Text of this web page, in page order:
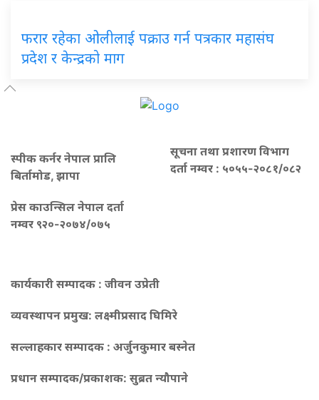
फरार रहेका ओलीलाई पक्राउ गर्न पत्रकार महासंघ
प्रदेश र केन्द्रको माग
स्पीक कर्नर नेपाल प्रालि
बिर्तामोड, झापा
प्रेस काउन्सिल नेपाल दर्ता
नम्वर ९२०-२०७४/०७५
सूचना तथा प्रशारण विभाग
दर्ता नम्वर : ५०५५-२०८१/०८२
कार्यकारी सम्पादक : जीवन उप्रेती
व्यवस्थापन प्रमुख: लक्ष्मीप्रसाद घिमिरे
सल्लाहकार सम्पादक : अर्जुनकुमार बस्नेत
प्रधान सम्पादक/प्रकाशक: सुब्रत न्यौपाने